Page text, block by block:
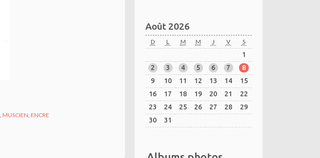
,MUSCIEN ,ENCRE
Août 2026
D L M M J V S
1
2
3 4 5 6 7
8
9
10 11 12 13 14
15
16
17 18 19 20 21
22
23
24 25 26 27 28
29
30
31